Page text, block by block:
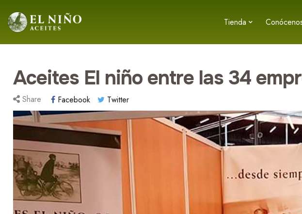
Tienda
Aceites El niño entre las 34
Share Facebook Twitter